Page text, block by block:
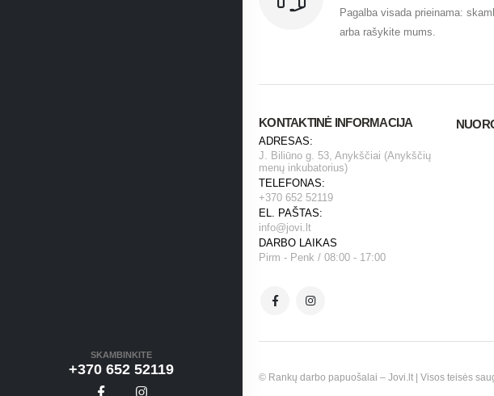
SKAMBINKITE
+370 652 52119
Pagalba visada prieinama:
arba rašykite mums.
KONTAKTINĖ INFORMACIJA
ADRESAS:
J. Biliūno g. 53, Anykščiai (Anykščių
menų inkubatorius)
TELEFONAS:
+370 652 52119
EL. PAŠTAS:
info@jovi.lt
DARBO LAIKAS
Pirm - Penk / 08:00 - 17:00
© Rankų darbo papuošalai – Jovi.lt | Visos teisės